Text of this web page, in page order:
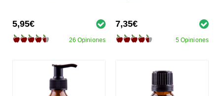
5,95€
26 Opiniones
7,35€
5 Opiniones